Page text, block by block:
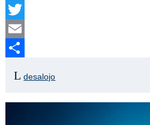
Facebook
Twitter
Email
desalojo